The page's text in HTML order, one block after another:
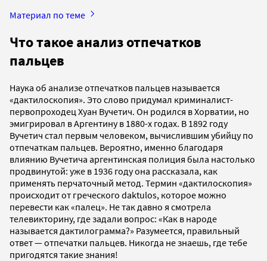
Материал по теме
Что такое анализ отпечатков
пальцев
Наука об анализе отпечатков пальцев называется
«дактилоскопия». Это слово придумал криминалист-
первопроходец Хуан Вучетич. Он родился в Хорватии, но
эмигрировал в Аргентину в 1880-х годах. В 1892 году
Вучетич стал первым человеком, вычислившим убийцу по
отпечаткам пальцев. Вероятно, именно благодаря
влиянию Вучетича аргентинская полиция была настолько
продвинутой: уже в 1936 году она рассказала, как
применять перчаточный метод. Термин «дактилоскопия»
происходит от греческого daktulos, которое можно
перевести как «палец». Не так давно я смотрела
телевикторину, где задали вопрос: «Как в народе
называется дактилограмма?» Разумеется, правильный
ответ — отпечатки пальцев. Никогда не знаешь, где тебе
пригодятся такие знания!